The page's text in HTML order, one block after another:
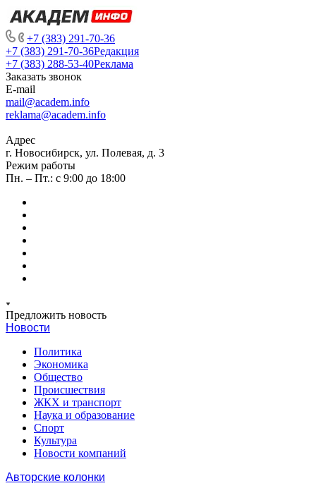
+7 (383) 291-70-36
+7 (383) 291-70-36Редакция
+7 (383) 288-53-40Реклама
Заказать звонок
E-mail
mail@academ.info
reklama@academ.info
Адрес
г. Новосибирск, ул. Полевая, д. 3
Режим работы
Пн. – Пт.: с 9:00 до 18:00
Предложить новость
Новости
Политика
Экономика
Общество
Происшествия
ЖКХ и транспорт
Наука и образование
Спорт
Культура
Новости компаний
Авторские колонки